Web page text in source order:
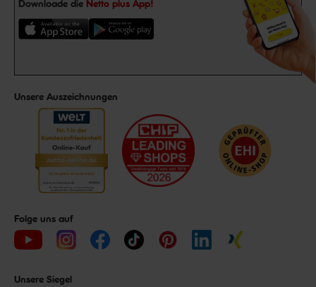
Downloade die Netto plus App!
Unsere Auszeichnungen
Folge uns auf
Unsere Siegel